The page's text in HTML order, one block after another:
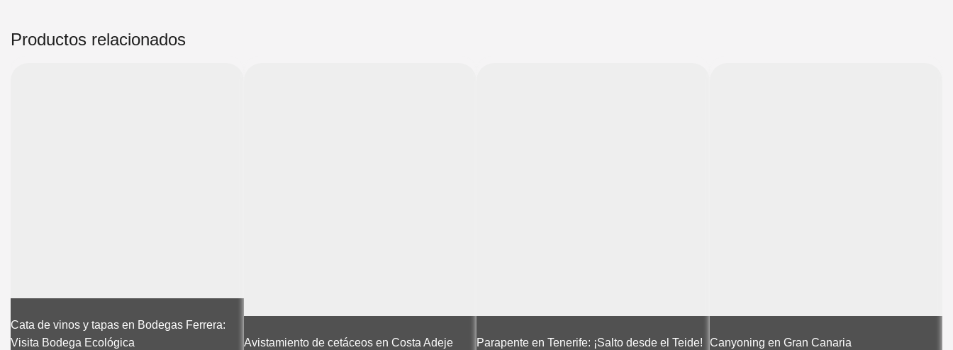
Productos relacionados
Cata de vinos y tapas en Bodegas Ferrera:
Visita Bodega Ecológica
Avistamiento de cetáceos en Costa Adeje Parapente en Tenerife: ¡Salto desde el Teide! Canyoning en Gran Canaria